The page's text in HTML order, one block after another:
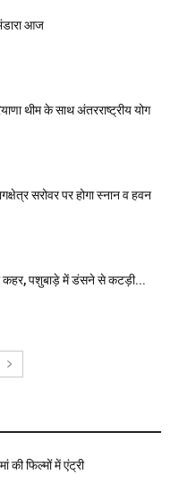
आज
थीम के साथ अंतरराष्ट्रीय योग
सरोवर पर होगा स्नान व हवन
कहर, पशुबाड़े में डंसने से कटड़ी...
की फिल्मों में एंट्री